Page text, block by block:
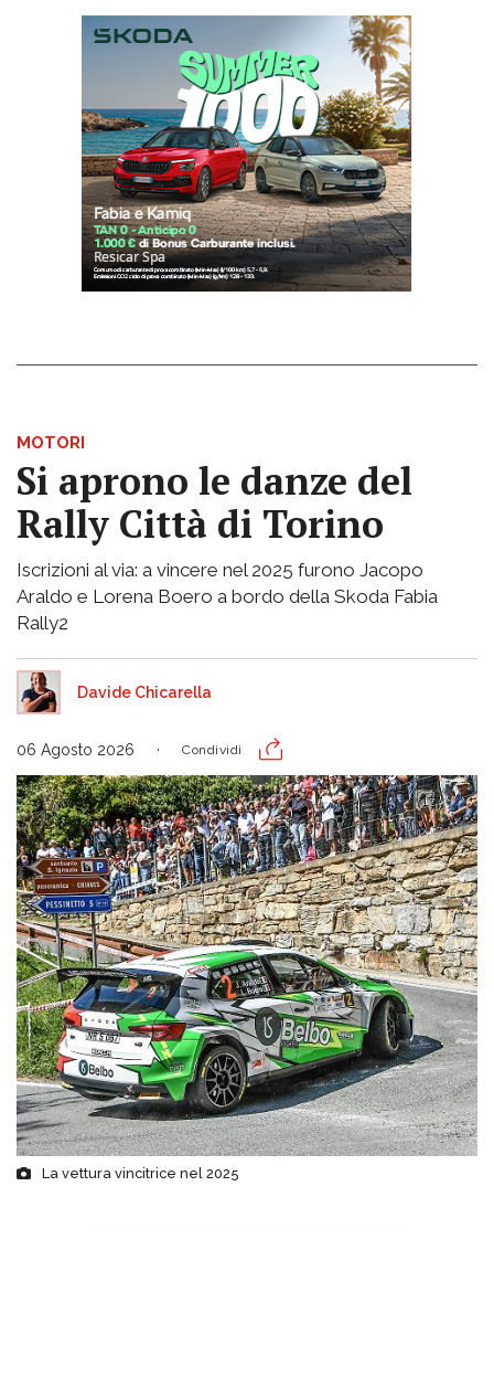
MOTORI
Si aprono le danze del
Rally Città di Torino
Iscrizioni al via: a vincere nel 2025 furono Jacopo
Araldo e Lorena Boero a bordo della Skoda Fabia
Rally2
Davide Chicarella
06 Agosto 2026 Condividi
La vettura vincitrice nel 2025